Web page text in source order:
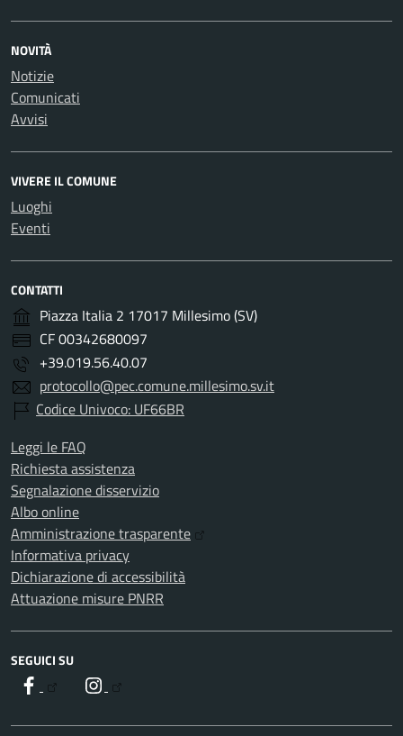
NOVITÀ
Notizie
Comunicati
Avvisi
VIVERE IL COMUNE
Luoghi
Eventi
CONTATTI
Piazza Italia 2 17017 Millesimo (SV)
CF 00342680097
+39.019.56.40.07
protocollo@pec.comune.millesimo.sv.it
Codice Univoco: UF66BR
Leggi le FAQ
Richiesta assistenza
Segnalazione disservizio
Albo online
Amministrazione trasparente
Informativa privacy
Dichiarazione di accessibilità
Attuazione misure PNRR
SEGUICI SU
Facebook Instagram